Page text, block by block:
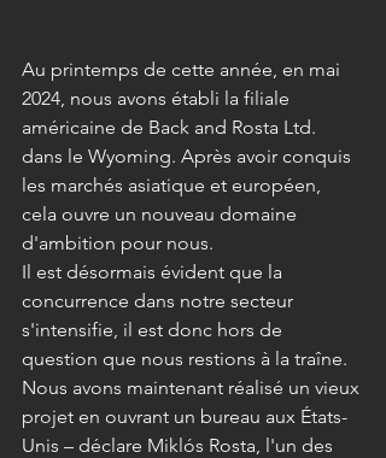
Au printemps de cette année, en mai
2024, nous avons établi la filiale
américaine de Back and Rosta Ltd.
dans le Wyoming. Après avoir conquis
les marchés asiatique et européen,
cela ouvre un nouveau domaine
d'ambition pour nous.
Il est désormais évident que la
concurrence dans notre secteur
s'intensifie, il est donc hors de
question que nous restions à la traîne.
Nous avons maintenant réalisé un vieux
projet en ouvrant un bureau aux États-
Unis – déclare Miklós Rosta, l'un des